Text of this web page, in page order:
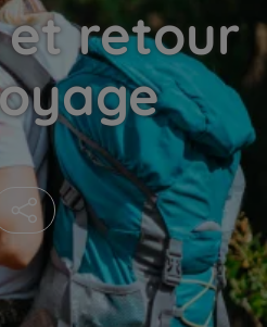
retour